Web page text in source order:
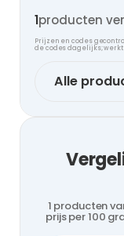
1producten
Prijzen en codes
de codes dagelijks;
Alle
1 producten
prijs per 100